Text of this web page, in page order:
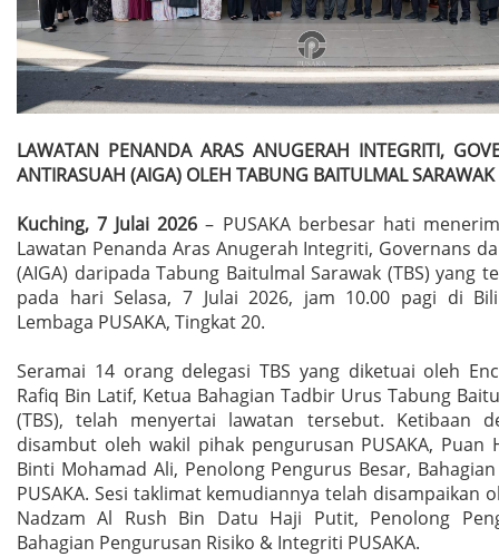
LAWATAN PENANDA ARAS ANUGERAH INTEGRITI,
ANTIRASUAH (AIGA) OLEH TABUNG BAITULMAL SARAWAK
Kuching, 7 Julai 2026 – PUSAKA berbesar hati
Lawatan Penanda Aras Anugerah Integriti, Governans
(AIGA) daripada Tabung Baitulmal Sarawak (TBS) yang
pada hari Selasa, 7 Julai 2026, jam 10.00 pagi di
Lembaga PUSAKA, Tingkat 20.
Seramai 14 orang delegasi TBS yang diketuai oleh
Rafiq Bin Latif, Ketua Bahagian Tadbir Urus Tabung
(TBS), telah menyertai lawatan tersebut. Ketibaan
disambut oleh wakil pihak pengurusan PUSAKA, Puan
Binti Mohamad Ali, Penolong Pengurus Besar,
PUSAKA. Sesi taklimat kemudiannya telah disampaikan
Nadzam Al Rush Bin Datu Haji Putit, Penolong
Bahagian Pengurusan Risiko & Integriti PUSAKA.